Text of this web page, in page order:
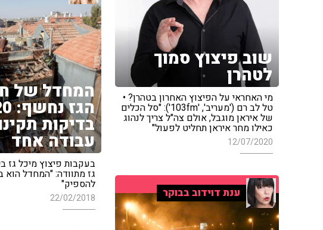
שוב פיצוץ סמוך
לטהרן
מי האחראי על הפיצוץ האחרון בטהרן? •
טל לב רם ('מעריב', '103fm'): "סל הכלים
של איראן מוגבל, אולם צה"ל צריך לנהוג
כאילו מחר איראן תחליט לפעול"
12/07/2020
המחדל של
הגז
בדיקות
עבודה אחד
בעקבות פיצוץ מיכל גז
גז מתוודה: "המחדל הוא
להספיק"
22/02/2018 ענת דוידוב בבוקר